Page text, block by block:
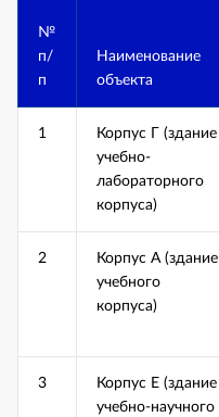
№
п/
п
Наименование
объекта
1
Корпус Г (здание
учебно-
лабораторного
корпуса)
2
Корпус А (здание
учебного
корпуса)
3
Корпус Е (здание
учебно-научного